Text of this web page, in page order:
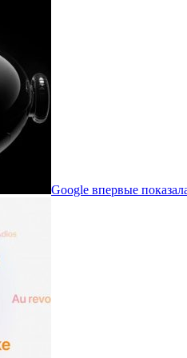
Google впервые